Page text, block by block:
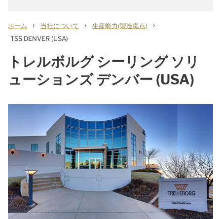
ホーム › 当社について › 生産能力(製造拠点) ›
TSS DENVER (USA)
トレルボルグ シーリング ソリ
ューションズ デンバー (USA)